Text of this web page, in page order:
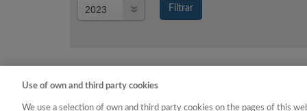
Filtrar
Año
Use of own and third party cookies
We use a selection of own and third party cookies on the pages of this